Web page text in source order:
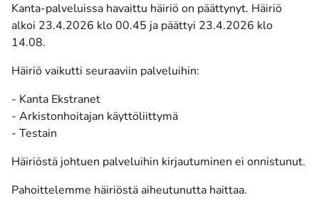
Kanta-palveluissa havaittu häiriö on päättynyt. Häiriö
alkoi 23.4.2026 klo 00.45 ja päättyi 23.4.2026 klo
14.08.
Häiriö vaikutti seuraaviin palveluihin:
- Kanta Ekstranet
- Arkistonhoitajan käyttöliittymä
- Testain
Häiriöstä johtuen palveluihin kirjautuminen ei onnistunut.
Pahoittelemme häiriöstä aiheutunutta haittaa.